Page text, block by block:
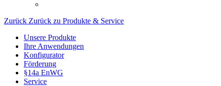
Zurück Zurück zu Produkte & Service
Unsere Produkte
Ihre Anwendungen
Konfigurator
Förderung
§14a EnWG
Service